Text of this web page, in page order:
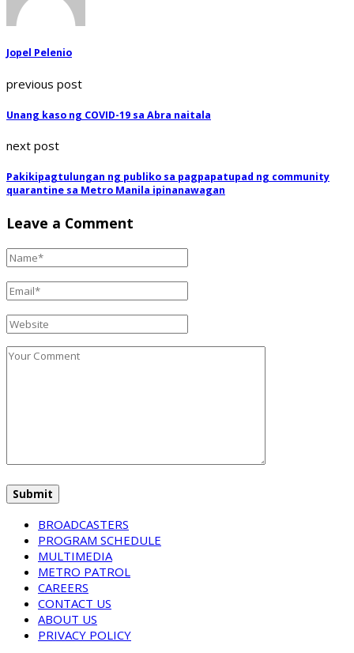
Jopel Pelenio
previous post
Unang kaso ng COVID-19 sa Abra naitala
next post
Pakikipagtulungan ng publiko sa pagpapatupad ng community
quarantine sa Metro Manila ipinanawagan
Leave a Comment
BROADCASTERS
PROGRAM SCHEDULE
MULTIMEDIA
METRO PATROL
CAREERS
CONTACT US
ABOUT US
PRIVACY POLICY